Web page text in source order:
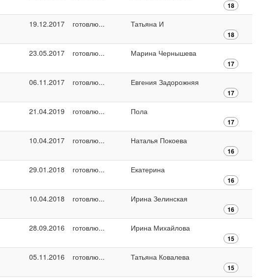
18
19.12.2017 готовлю... Татьяна И
18
23.05.2017 готовлю... Марина Чернышева
17
06.11.2017 готовлю... Евгения Задорожняя
17
21.04.2019 готовлю... Пола
17
10.04.2017 готовлю... Наталья Покоева
16
29.01.2018 готовлю... Екатерина
16
10.04.2018 готовлю... Ирина Зелинская
16
28.09.2016 готовлю... Ирина Михайлова
15
05.11.2016 готовлю... Татьяна Ковалева
15